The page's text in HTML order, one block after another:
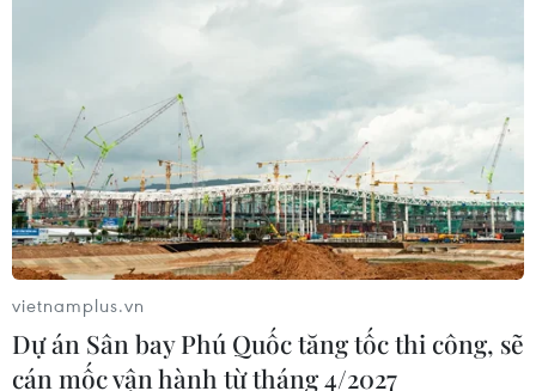
vietnamplus.vn
Dự án Sân bay Phú Quốc tăng tốc thi công, sẽ
cán mốc vận hành từ tháng 4/2027